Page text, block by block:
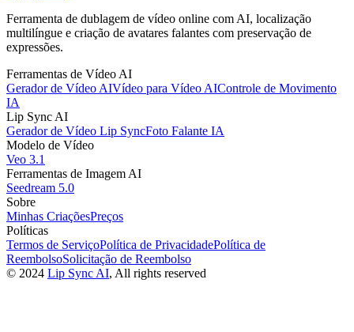
Ferramenta de dublagem de vídeo online com AI, localização
multilíngue e criação de avatares falantes com preservação de
expressões.
Ferramentas de Vídeo AI
Gerador de Vídeo AIVídeo para Vídeo AIControle de Movimento
IA
Lip Sync AI
Gerador de Vídeo Lip SyncFoto Falante IA
Modelo de Vídeo
Veo 3.1
Ferramentas de Imagem AI
Seedream 5.0
Sobre
Minhas CriaçõesPreços
Políticas
Termos de ServiçoPolítica de PrivacidadePolítica de
ReembolsoSolicitação de Reembolso
© 2024 Lip Sync AI, All rights reserved